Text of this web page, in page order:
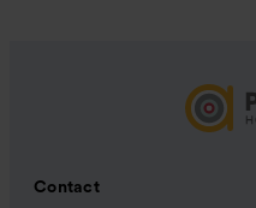
Contact